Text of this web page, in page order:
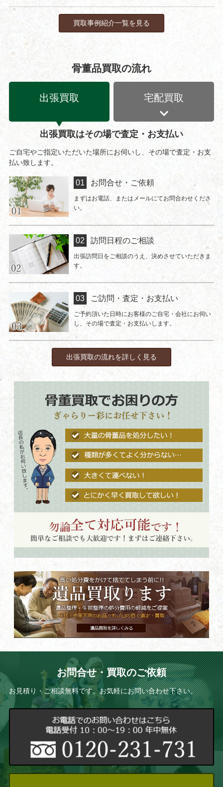
買取事例紹介一覧を見る
骨董品買取の流れ
出張買取 宅配買取
出張買取はその場で査定・お支払い
ご自宅やご指定いただいた場所にお伺いし、その場で査定・お支
払い致します。
お問合せ・ご依頼
まずはお電話、またはメールにてお問合わせくださ
い。
訪問日程のご相談
出張訪問日をご相談のうえ、決めさせていただきま
す。
ご訪問・査定・お支払い
ご予約頂いた日時にお客様のご自宅・会社にお伺い
し、その場で査定・お支払いします。
出張買取の流れを詳しく見る
お問合せ・買取のご依頼
お見積り・ご相談無料です。お気軽にお問い合わせ下さい。